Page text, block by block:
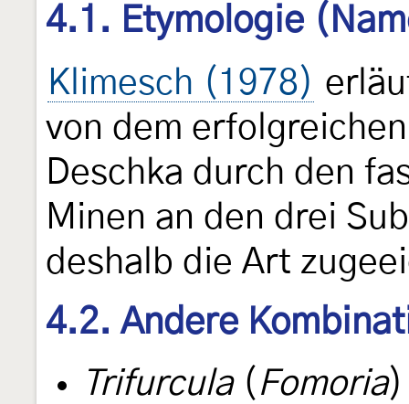
4.1. Etymologie
Klimesch (1978)
von dem
Deschka durch den
Minen an den drei
deshalb die Art
4.2. Andere
Trifurcula( Fomoria